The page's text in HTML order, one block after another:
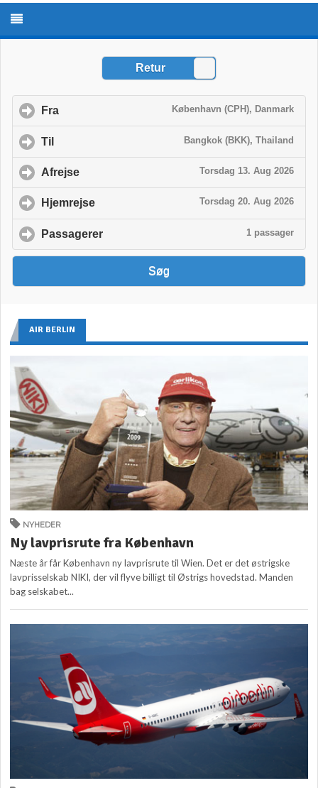
AIR BERLIN
NYHEDER
Ny lavprisrute fra København
Næste år får København ny lavprisrute til Wien. Det er det østrigske
lavprisselskab NIKI, der vil flyve billigt til Østrigs hovedstad. Manden
bag selskabet...